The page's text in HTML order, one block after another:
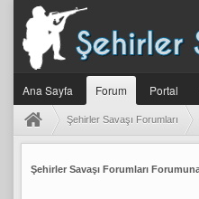
Ana Sayfa Forum Portal
Şehirler Savaşı Forumları
Şehirler Savaşı Forumları